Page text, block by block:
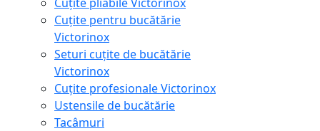
Cuțite pentru bucătărie
Victorinox
Seturi cuțite de bucătărie
Victorinox
Cuțite profesionale Victorinox
Ustensile de bucătărie
Tacâmuri